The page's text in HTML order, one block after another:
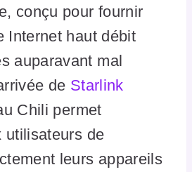
conçu pour fournir
Internet haut débit
auparavant mal
de Starlink
Chili permet
utilisateurs de
leurs appareils